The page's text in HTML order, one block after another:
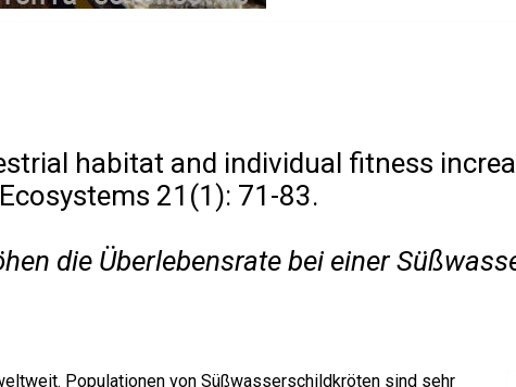
habitat and individual fitness
21(1): 71-83.
die Überlebensrate bei einer
Populationen von Süßwasserschildkröten sind sehr